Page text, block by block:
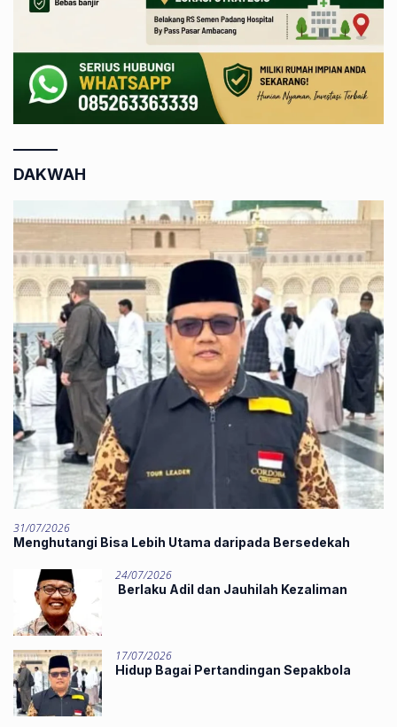
DAKWAH
31/07/2026
Menghutangi Bisa Lebih Utama daripada Bersedekah
24/07/2026
Berlaku Adil dan Jauhilah Kezaliman
17/07/2026
Hidup Bagai Pertandingan Sepakbola